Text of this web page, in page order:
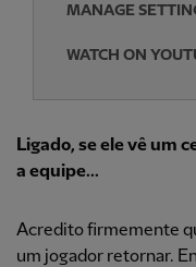
MANAGE
WATCH ON
Ligado, se ele vê um
a equipe...
Acredito firmemente
um jogador retornar.